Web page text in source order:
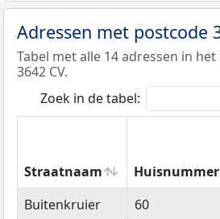
Adressen met postcode
Tabel met alle 14 adressen in
3642 CV.
Zoek in de tabel:
Straatnaam Huisnummer
Straatnaam
Huisnummer
Buitenkruier 60